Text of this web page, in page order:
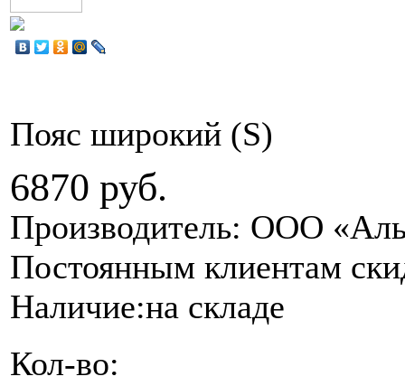
Пояс широкий (S)
6870 руб.
Производитель: ООО
Постоянным клиентам
Наличие:на складе
Кол-во: